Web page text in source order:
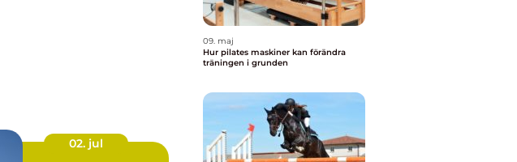
02. jul
09. maj
Hur pilates maskiner kan förändra
träningen i grunden